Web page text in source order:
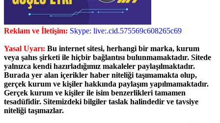
Reklam ve İletişim: Skype: live:.cid.575569c608265c69
Yasal Uyarı: Bu internet sitesi, herhangi bir marka, kurum
veya şahıs şirketi ile hiçbir bağlantısı bulunmamaktadır. Sitede
yalnızca kendi hazırladığımız makaleler paylaşılmaktadır.
Burada yer alan içerikler haber niteliği taşımamakta olup,
gerçek kurum ve kişiler hakkında paylaşım yapılmamaktadır.
Gerçek kurum ve kişiler ile isim benzerlikleri tamamen
tesadüfidir. Sitemizdeki bilgiler taslak halindedir ve tavsiye
niteliği taşımazlar.